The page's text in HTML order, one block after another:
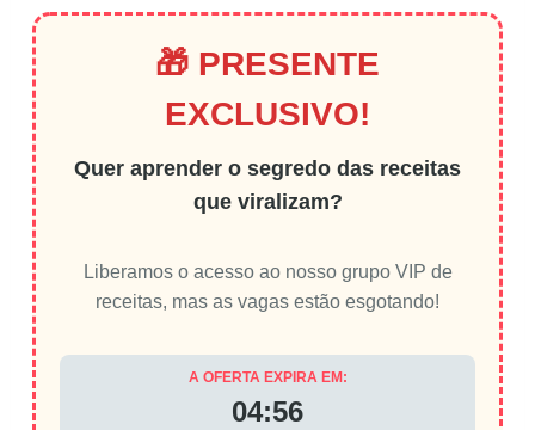
🎁 PRESENTE
EXCLUSIVO!
Quer aprender o segredo das receitas
que viralizam?
Liberamos o acesso ao nosso grupo VIP de
receitas, mas as vagas estão esgotando!
A OFERTA EXPIRA EM:
04:56